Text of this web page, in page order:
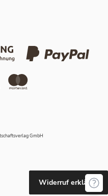
GmbH
Widerruf erklären